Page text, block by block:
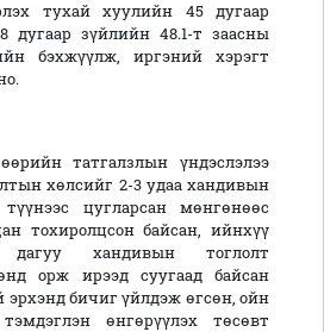
тухай хуулийн 45 дугаар
дугаар зүйлийн 48.1-т заасны
бэхжүүлж, иргэний хэрэгт
татгалзлын үндэслэлээ
хөлсийг 2-3 удаа хандивын
цугларсан мөнгөнөөс
тохиролцсон байсан, ийнхүү
дагуу хандивын тоглолт
орж ирээд суугаад байсан
эрхэнд бичиг үйлдэж өгсөн, ойн
өнгөрүүлэх төсөвт